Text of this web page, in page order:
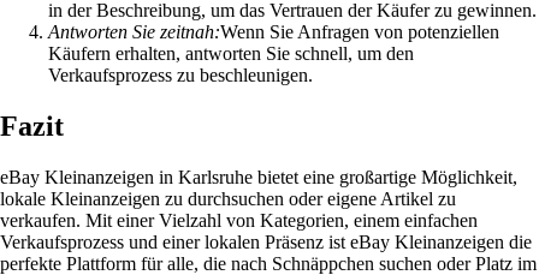
in der Beschreibung, um das Vertrauen der Käufer zu gewinnen.
Antworten Sie zeitnah:Wenn Sie Anfragen von potenziellen
Käufern erhalten, antworten Sie schnell, um den
Verkaufsprozess zu beschleunigen.
Fazit
eBay Kleinanzeigen in Karlsruhe bietet eine großartige Möglichkeit,
lokale Kleinanzeigen zu durchsuchen oder eigene Artikel zu
verkaufen. Mit einer Vielzahl von Kategorien, einem einfachen
Verkaufsprozess und einer lokalen Präsenz ist eBay Kleinanzeigen die
perfekte Plattform für alle, die nach Schnäppchen suchen oder Platz im